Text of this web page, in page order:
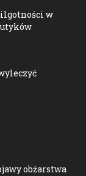
w
obżarstwa